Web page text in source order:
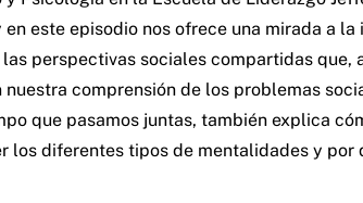
este episodio nos ofrece una mirada a
perspectivas sociales compartidas
comprensión de los problemas
que pasamos juntas, también explica
diferentes tipos de mentalidades y